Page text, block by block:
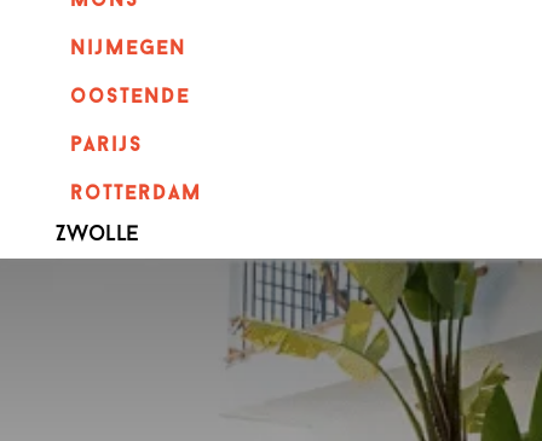
nijmegen
oostende
parijs
rotterdam
Zwolle